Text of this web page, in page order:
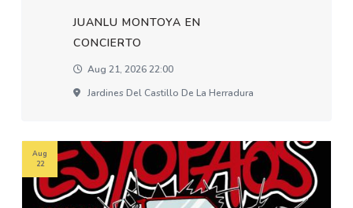
JUANLU MONTOYA EN
CONCIERTO
Aug 21, 2026 22:00
Jardines Del Castillo De La Herradura
Aug
22